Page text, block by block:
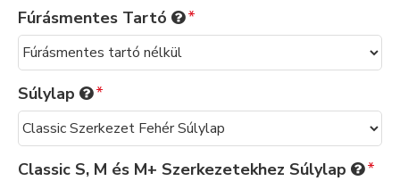
Fúrásmentes Tartó
Súlylap
Classic S, M és M+ Szerkezetekhez Súlylap